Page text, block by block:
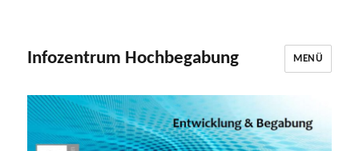
Infozentrum Hochbegabung MENÜ